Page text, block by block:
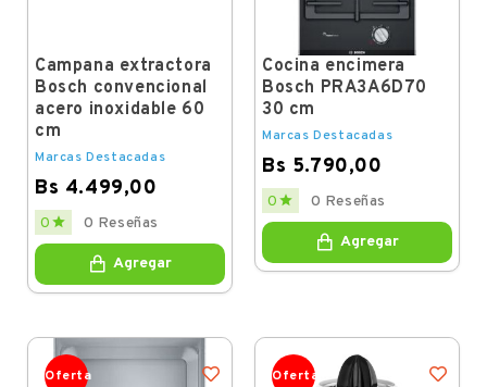
Campana extractora
Bosch convencional
acero inoxidable 60
cm
Marcas Destacadas
Bs 4.499,00
Price
0  0 Reseñas
Agregar
Cocina encimera
Bosch PRA3A6D70
30 cm
Marcas Destacadas
Bs 5.790,00
Price
0  0 Reseñas
Agregar
Oferta Oferta